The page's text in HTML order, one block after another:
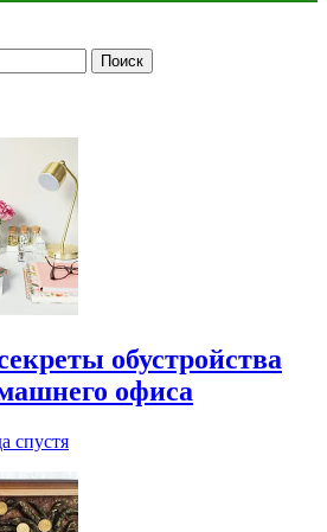
обустройства
офиса
спустя